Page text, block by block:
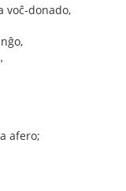
voĉ-donado,
afero;